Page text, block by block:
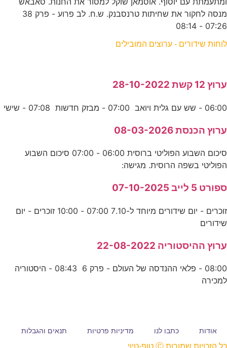
מנסה לחקור את שחיתות טרנסבנק. ש.ח. לב פרוע - פרק 38
07:26 - 08:14
לוחות שידורים - ערוצים המובילים
ערוץ 12 קשת 28-10-2022
06:00 - שש עם גלית ויואב 07:00 - מבזק חדשות 07:08 - שישי
ערוץ הכנסת 08-03-2026
סיכום השבוע הפוליטי ברוסית 06:00 - 07:00 סיכום השבוע
הפוליטי בשפה הרוסית. מגישה:
ספורט 5 לייב 07-10-2025
זוכרים - יום שידורים מיוחד ל-7.10 07:00 - 10:00 זוכרים - יום
שידורים
ערוץ ההיסטוריה 22-08-2022
08:00 - פלאי ההנדסה של העולם - פרק 6 08:43 - היסטוריה
למכירה
אודות כתבו לנו מדיניות פרטיות תנאים והגבלות